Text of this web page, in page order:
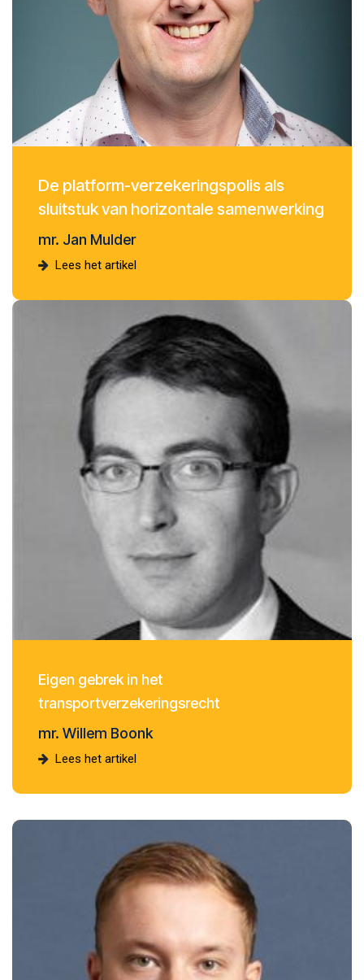
De platform-verzekeringspolis als
sluitstuk van horizontale samenwerking
mr. Jan Mulder
Lees het artikel
Eigen gebrek in het
transportverzekeringsrecht
mr. Willem Boonk
Lees het artikel